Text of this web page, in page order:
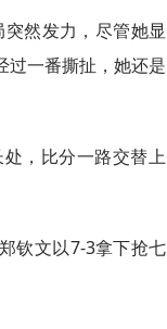
然发力，尽管她显
过一番撕扯，她还是
，比分一路交替上
钦文以7-3拿下抢七